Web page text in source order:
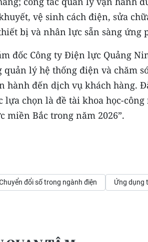
vệ sinh cách điện, sửa
bị và nhân lực sẵn sàng ứng
đốc Công ty Điện lực Quảng
quản lý hệ thống điện và chăm
hành đến dịch vụ khách hàng.
lựa chọn là đề tài khoa học-
miền Bắc trong năm 2026”.
đổi số trong ngành điện Ứng dụng